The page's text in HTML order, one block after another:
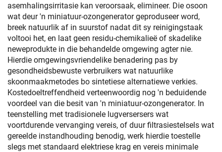
asemhalingsirritasie kan veroorsaak, elimineer. Die osoon
wat deur 'n miniatuur-ozongenerator geproduseer word,
breek natuurlik af in suurstof nadat dit sy reinigingstaak
voltooi het, en laat geen residu-chemikalieë of skadelike
neweprodukte in die behandelde omgewing agter nie.
Hierdie omgewingsvriendelike benadering pas by
gesondheidsbewuste verbruikers wat natuurlike
skoonmaakmetodes bo sintetiese alternatiewe verkies.
Kostedoeltreffendheid verteenwoordig nog 'n beduidende
voordeel van die besit van 'n miniatuur-ozongenerator. In
teenstelling met tradisionele lugversersers wat
voortdurende vervanging vereis, of duur filtrasiestelsels wat
gereelde instandhouding benodig, werk hierdie toestelle
slegs met standaard elektriese krag en vereis minimale